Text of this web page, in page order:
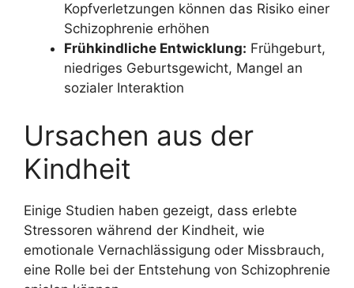
Kopfverletzungen können das Risiko einer
Schizophrenie erhöhen
Frühkindliche Entwicklung: Frühgeburt,
niedriges Geburtsgewicht, Mangel an
sozialer Interaktion
Ursachen aus der
Kindheit
Einige Studien haben gezeigt, dass erlebte
Stressoren während der Kindheit, wie
emotionale Vernachlässigung oder Missbrauch,
eine Rolle bei der Entstehung von Schizophrenie